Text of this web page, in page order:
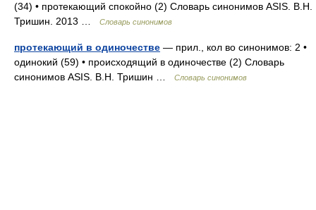
(34) • протекающий спокойно (2) Словарь синонимов ASIS. В.Н.
Тришин. 2013 …
Словарь синонимов
протекающий в одиночестве — прил., кол во синонимов: 2 •
одинокий (59) • происходящий в одиночестве (2) Словарь
синонимов ASIS. В.Н. Тришин …
Словарь синонимов